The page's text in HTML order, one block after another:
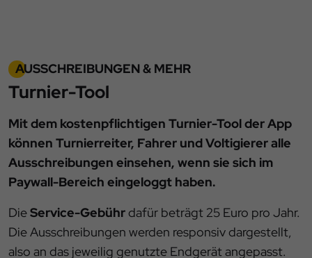
AUSSCHREIBUNGEN & MEHR
Turnier-Tool
Mit dem kostenpflichtigen Turnier-Tool der App
können Turnierreiter, Fahrer und Voltigierer alle
Ausschreibungen einsehen, wenn sie sich im
Paywall-Bereich eingeloggt haben.
DieService-Gebührdafür beträgt 25 Euro pro Jahr.
Die Ausschreibungen werden responsiv dargestellt,
also an das jeweilig genutzte Endgerät angepasst.